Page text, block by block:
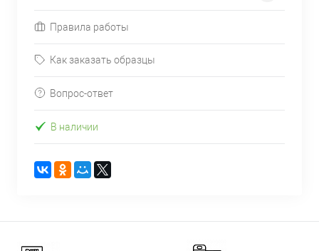
Правила работы
Как заказать образцы
Вопрос-ответ
В наличии